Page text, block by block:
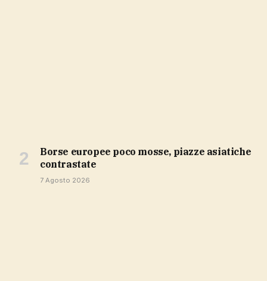
Borse europee poco mosse, piazze asiatiche
contrastate
7 Agosto 2026